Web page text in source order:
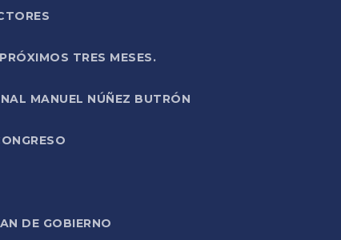
TRES MESES.
MANUEL NÚÑEZ BUTRÓN
DE GOBIERNO